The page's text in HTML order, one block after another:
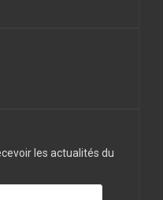
les actualités du